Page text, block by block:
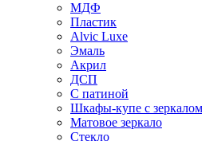
МДФ
Пластик
Alvic Luxe
Эмаль
Акрил
ДСП
С патиной
Шкафы-купе с зеркалом
Матовое зеркало
Стекло